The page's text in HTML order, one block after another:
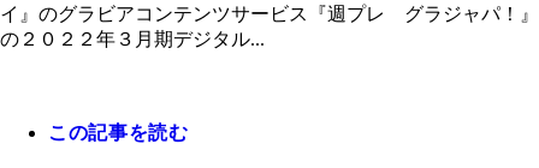
イ』のグラビアコンテンツサービス『週プレ グラジャパ！』
の２０２２年３月期デジタル...
この記事を読む